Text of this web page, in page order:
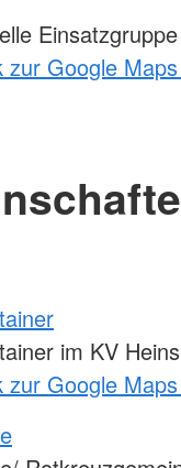
Einsatzgruppe
zur Google
im KV
zur Google